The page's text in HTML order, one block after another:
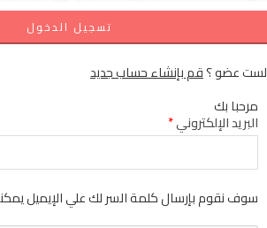
تسجيل الدخول
لست عضو ؟قم بإنشاء حساب جديد
مرحبا بك
البريد الإلكتروني*
سوف نقوم بإرسال كلمة السر لك علي الإيميل